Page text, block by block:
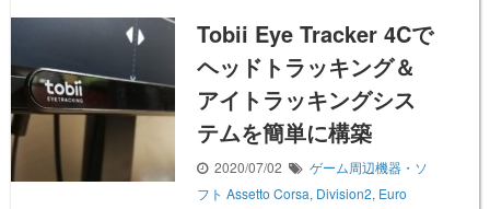
Tobii Eye Tracker 4Cで
ヘッドトラッキング＆
アイトラッキングシス
テムを簡単に構築
2020/07/02
ゲーム周辺機器・ソ
フト Assetto Corsa, Division2, Euro